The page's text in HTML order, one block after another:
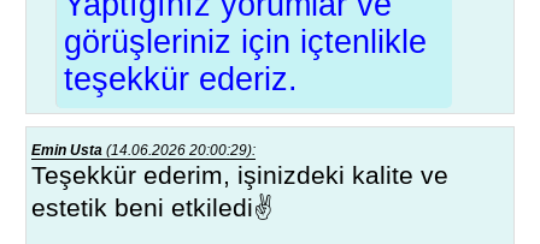
görüşleriniz için içtenlikle
teşekkür ederiz.
Emin Usta (14.06.2026 20:00:29):
Teşekkür ederim, işinizdeki kalite ve
estetik beni etkiledi✌